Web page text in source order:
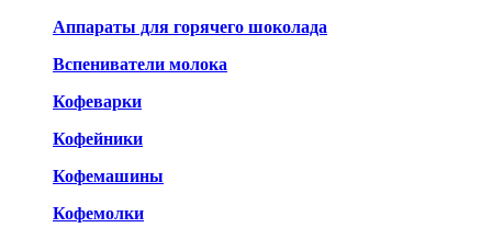
Аппараты для горячего шоколада
Вспениватели молока
Кофеварки
Кофейники
Кофемашины
Кофемолки